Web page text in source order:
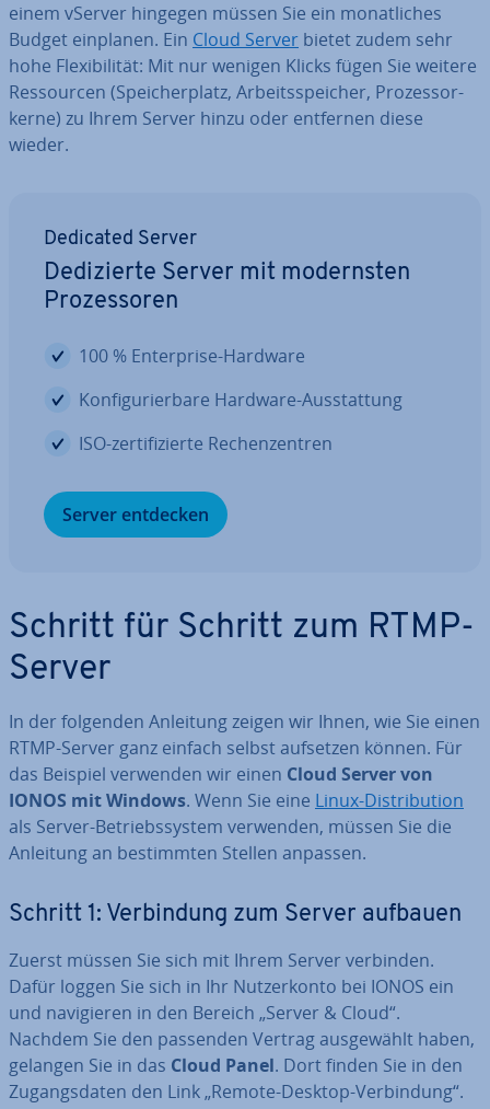
einem vServer hingegen müssen Sie ein mo­nat­li­ches
Budget einplanen. Ein Cloud Server bietet zudem sehr
hohe Fle­xi­bi­li­tät: Mit nur wenigen Klicks fügen Sie weitere
Res­sour­cen (Spei­cher­platz, Ar­beits­spei­cher, Pro­zes­sor­
ker­ne) zu Ihrem Server hinzu oder entfernen diese
wieder.
Dedicated Server
De­di­zier­te Server mit mo­derns­ten
Pro­zes­so­ren
100 % En­ter­pri­se-Hardware
Kon­fi­gu­rier­ba­re Hardware-Aus­stat­tung
ISO-zer­ti­fi­zier­te Re­chen­zen­tren
Server entdecken
Schritt für Schritt zum RTMP-
Server
In der folgenden Anleitung zeigen wir Ihnen, wie Sie einen
RTMP-Server ganz einfach selbst aufsetzen können. Für
das Beispiel verwenden wir einen Cloud Server von
IONOS mit Windows. Wenn Sie eine Linux-Dis­tri­bu­ti­on
als Server-Be­triebs­sys­tem verwenden, müssen Sie die
Anleitung an be­stimm­ten Stellen anpassen.
Schritt 1: Ver­bin­dung zum Server aufbauen
Zuerst müssen Sie sich mit Ihrem Server verbinden.
Dafür loggen Sie sich in Ihr Nut­zer­kon­to bei IONOS ein
und na­vi­gie­ren in den Bereich „Server & Cloud“.
Nachdem Sie den passenden Vertrag aus­ge­wählt haben,
gelangen Sie in das Cloud Panel. Dort finden Sie in den
Zu­gangs­da­ten den Link „Remote-Desktop-Ver­bin­dung“.